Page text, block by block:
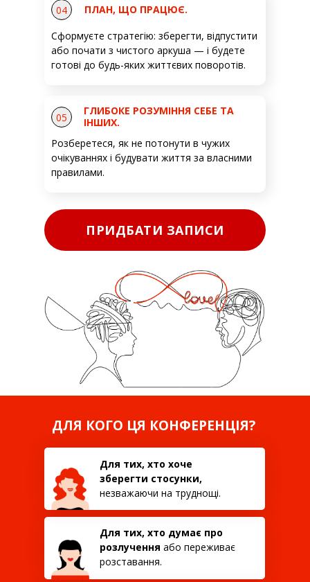
Розберетеся, як не потонути в чужих
очікуваннях і будувати життя за власними
правилами.
05
ГЛИБОКЕ РОЗУМІННЯ СЕБЕ ТА
ІНШИХ.
Сформуєте стратегію: зберегти, відпустити
або почати з чистого аркуша — і будете
готові до будь-яких життєвих поворотів.
04 ПЛАН, ЩО ПРАЦЮЄ.
ПРИДБАТИ ЗАПИСИ
ДЛЯ КОГО ЦЯ КОНФЕРЕНЦІЯ?
Для тих, хто думає про
розлучення або переживає
розставання.
Для тих, хто хоче
зберегти стосунки,
незважаючи на труднощі.